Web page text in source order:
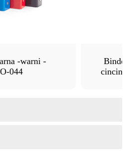
| Foil Stamping | Opsi
disesuaikan | PR-MFO-013